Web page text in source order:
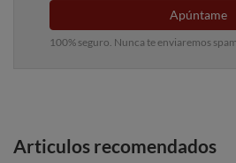
Apúntame
100% seguro. Nunca te enviaremos
Articulos recomendados